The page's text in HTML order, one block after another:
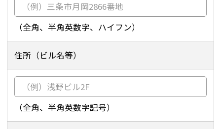
（全角、半角英数字、ハイフン）
住所（ビル名等）
（全角、半角英数字記号）